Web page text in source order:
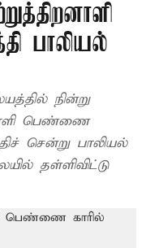
பாலியல்
நின்று
பெண்ணை
சென்று பாலியல்
தள்ளிவிட்டு